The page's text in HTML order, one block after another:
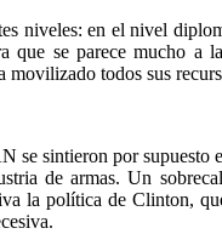
niveles: en el nivel
se parece mucho a
todos sus
se sintieron por
de armas. Un
la política de Clinton,